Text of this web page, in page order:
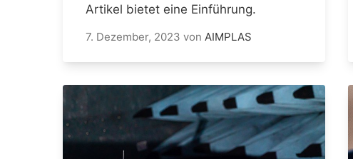
Artikel bietet eine Einführung.
7. Dezember, 2023 von AIMPLAS